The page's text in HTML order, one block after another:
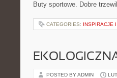
Buty sportowe. Dobre
CATEGORIES: INSPIRACJE
POSTED BY ADMIN